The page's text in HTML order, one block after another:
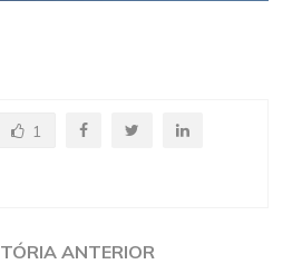
1
ANTERIOR